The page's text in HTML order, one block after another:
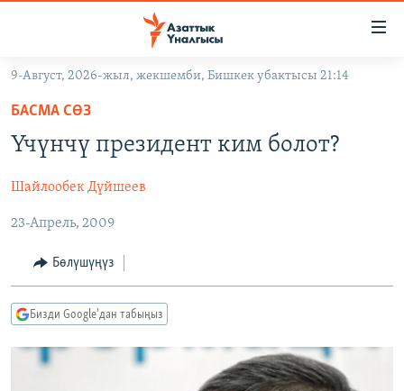
Навигацияга
өтүңүз
Издөөгө
салыңызКЫРГЫЗСТАН
САЯСАТ
ЭКОНОМИКА
МАДАНИЯТ
ДҮЙНӨ
ДҮЙНӨ
БОРБОР АЗИЯ
УКРАИНА
АТАЙЫН ИЛИКТӨӨ
ТВ ПРОГРАММАЛАР
БҮГҮН АЗАТТЫКТА
ЭКСПЕРТТЕР ТАЛДАЙТ
БИЗ ЖАНА ДҮЙНӨ
ПОДКАСТ
ӨЗГӨЧӨ ПИКИР
Русский
9-Август, 2026-жыл, жекшемби, Бишкек убактысы 21:14
БАСМА СӨЗ
Үчүнчү президент ким болот?
Шайлообек Дүйшеев
23-Апрель, 2009
Бөлүшүңүз
Бизди Google'дан табыңыз